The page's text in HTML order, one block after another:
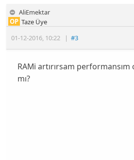
AliEmektar
01-12-2016, 10:22 |#3
OP Taze Üye
RAMi artırırsam
mı?